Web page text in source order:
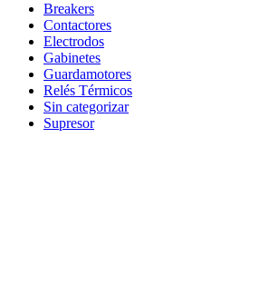
Breakers
Contactores
Electrodos
Gabinetes
Guardamotores
Relés Térmicos
Sin categorizar
Supresor